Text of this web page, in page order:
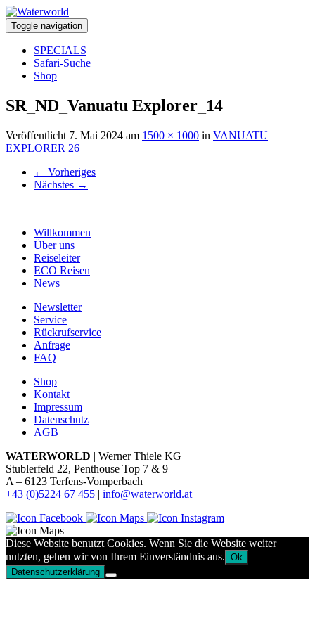
Toggle navigation
SPECIALS
Safari-Suche
Shop
SR_ND_Vanuatu Explorer_14
Veröffentlicht 7. Mai 2024 am 1500 × 1000 in VANUATU
EXPLORER 26
← Vorheriges
Nächstes →
Willkommen
Über uns
Reiseleiter
ECO Reisen
News
Newsletter
Service
Rückrufservice
Anfrage
FAQ
Shop
Kontakt
Impressum
Datenschutz
AGB
WATERWORLD | Werner Thiele KG
Stublerfeld 22, Penthouse Top 7 & 9
A – 6123 Terfens-Vomperbach
+43 (0)5224 67 455 | info@waterworld.at
Diese Website benutzt Cookies. Wenn Sie die Website weiter
nutzten, gehen wir von Ihrem Einverständnis aus. Ok
Datenschutzerklärung